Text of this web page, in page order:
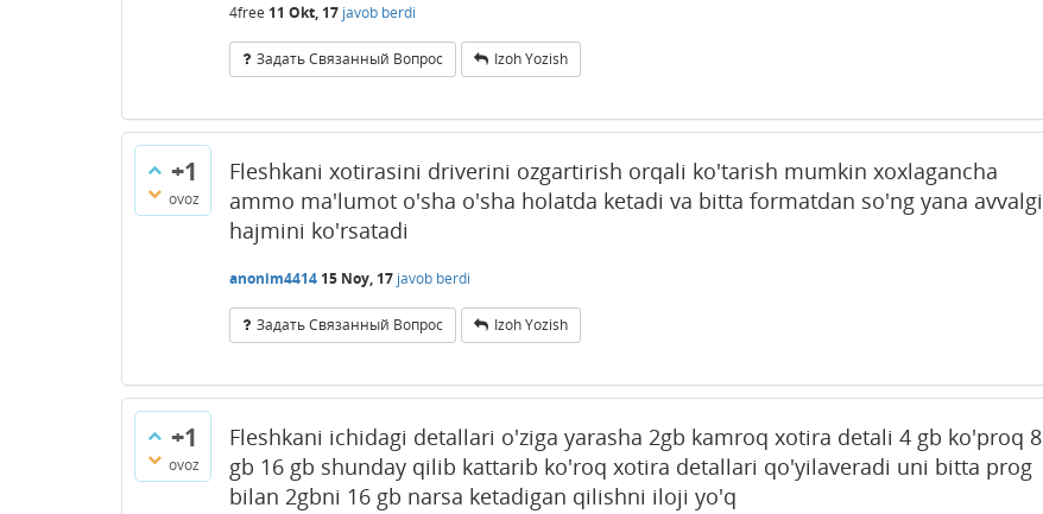
4free 11 Okt, 17 javob berdi
Задать Связанный Вопрос Izoh Yozish
+1
ovoz
Fleshkani xotirasini driverini ozgartirish orqali ko'tarish mumkin xoxlagancha
ammo ma'lumot o'sha o'sha holatda ketadi va bitta formatdan so'ng yana avvalgi
hajmini ko'rsatadi
anonim4414 15 Noy, 17 javob berdi
Задать Связанный Вопрос Izoh Yozish
+1
ovoz
Fleshkani ichidagi detallari o'ziga yarasha 2gb kamroq xotira detali 4 gb ko'proq 8
gb 16 gb shunday qilib kattarib ko'roq xotira detallari qo'yilaveradi uni bitta prog
bilan 2gbni 16 gb narsa ketadigan qilishni iloji yo'q